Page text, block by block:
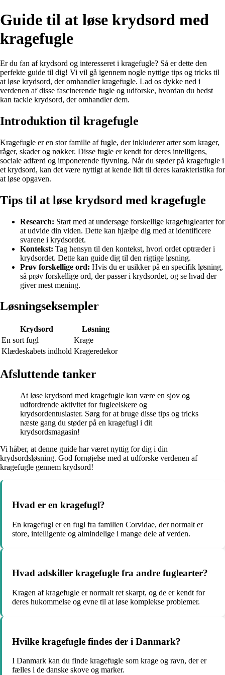
Guide til at løse krydsord med
kragefugle
Er du fan af krydsord og interesseret i kragefugle? Så er dette den
perfekte guide til dig! Vi vil gå igennem nogle nyttige tips og tricks til
at løse krydsord, der omhandler kragefugle. Lad os dykke ned i
verdenen af disse fascinerende fugle og udforske, hvordan du bedst
kan tackle krydsord, der omhandler dem.
Introduktion til kragefugle
Kragefugle er en stor familie af fugle, der inkluderer arter som krager,
råger, skader og nøkker. Disse fugle er kendt for deres intelligens,
sociale adfærd og imponerende flyvning. Når du støder på kragefugle i
et krydsord, kan det være nyttigt at kende lidt til deres karakteristika for
at løse opgaven.
Tips til at løse krydsord med kragefugle
Research: Start med at undersøge forskellige kragefuglearter for
at udvide din viden. Dette kan hjælpe dig med at identificere
svarene i krydsordet.
Kontekst: Tag hensyn til den kontekst, hvori ordet optræder i
krydsordet. Dette kan guide dig til den rigtige løsning.
Prøv forskellige ord: Hvis du er usikker på en specifik løsning,
så prøv forskellige ord, der passer i krydsordet, og se hvad der
giver mest mening.
Løsningseksempler
Krydsord
Løsning
En sort fugl
Krage
Klædeskabets indhold Krageredekor
Afsluttende tanker
At løse krydsord med kragefugle kan være en sjov og
udfordrende aktivitet for fugleelskere og
krydsordentusiaster. Sørg for at bruge disse tips og tricks
næste gang du støder på en kragefugl i dit
krydsordsmagasin!
Vi håber, at denne guide har været nyttig for dig i din
krydsordsløsning. God fornøjelse med at udforske verdenen af
kragefugle gennem krydsord!
Hvad er en kragefugl?
En kragefugl er en fugl fra familien Corvidae, der normalt er
store, intelligente og almindelige i mange dele af verden.
Hvad adskiller kragefugle fra andre fuglearter?
Kragen af kragefugle er normalt ret skarpt, og de er kendt for
deres hukommelse og evne til at løse komplekse problemer.
Hvilke kragefugle findes der i Danmark?
I Danmark kan du finde kragefugle som krage og ravn, der er
fælles i de danske skove og marker.